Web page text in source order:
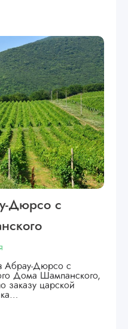
Дюрсо с
Абрау-Дюрсо с
Дома Шампанского,
заказу царской